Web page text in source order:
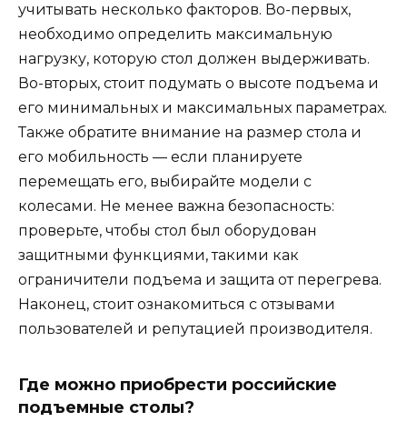
учитывать несколько факторов. Во-первых,
необходимо определить максимальную
нагрузку, которую стол должен выдерживать.
Во-вторых, стоит подумать о высоте подъема и
его минимальных и максимальных параметрах.
Также обратите внимание на размер стола и
его мобильность — если планируете
перемещать его, выбирайте модели с
колесами. Не менее важна безопасность:
проверьте, чтобы стол был оборудован
защитными функциями, такими как
ограничители подъема и защита от перегрева.
Наконец, стоит ознакомиться с отзывами
пользователей и репутацией производителя.
Где можно приобрести российские
подъемные столы?